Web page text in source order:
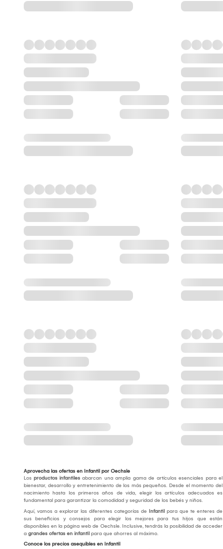
Aprovecha las ofertas en Infantil por Oechsle
Los productos infantiles abarcan una amplia gama de artículos esenciales para el
bienestar, desarrollo y entretenimiento de los más pequeños. Desde el momento del
nacimiento hasta los primeros años de vida, elegir los artículos adecuados es
fundamental para garantizar la comodidad y seguridad de los bebés y niños.
Aquí, vamos a explorar las diferentes categorías de Infantil para que te enteres de
sus beneficios y consejos para elegir los mejores para tus hijos que están
disponibles en la página web de Oechsle. Inclusive, tendrás la posibilidad de acceder
a grandes ofertas en infantil para que ahorres al máximo.
Conoce los precios asequibles en Infantil